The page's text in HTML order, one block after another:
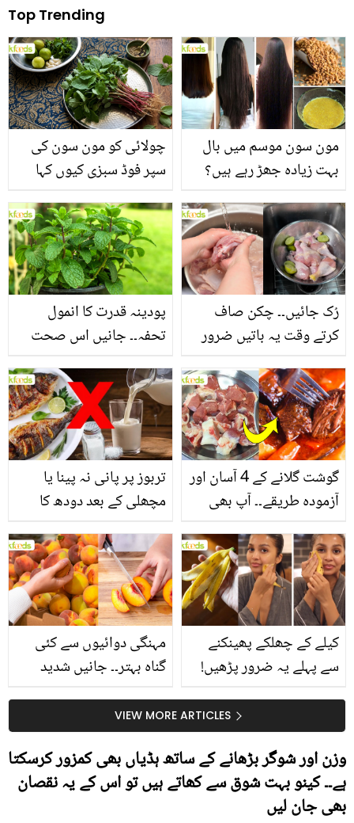
Top Trending
چولائی کو مون سون کی
سپر فوڈ سبزی کیوں کہا
منرلز اور اینٹی آکسیڈنٹس
سے بھرپور اس سبزی کے
فائدے
مون سون موسم میں بال
بہت زیادہ جھڑ رہے ہیں؟
بنانے کے چند قدرتی طریقے
پودینہ قدرت کا انمول
تحفہ۔۔ جانیں اس صحت
انگیز طبی فوائد
رُک جائیں۔۔ چکن صاف
کرتے وقت یہ باتیں ضرور
تربوز پر پانی نہ پینا یا
مچھلی کے بعد دودھ کا
سے متعلق غلط فہمیوں کی
حقیقت کیا ہے اور افواہ
کیا؟
گوشت گلانے کے 4 آسان اور
آزمودہ طریقے۔۔ آپ بھی
بتائے راز
مہنگی دوائیوں سے کئی
گناہ بہتر۔۔ جانیں شدید
کیوں کھانا چاہیے؟
کیلے کے چھلکے پھینکنے
سے پہلے یہ ضرور پڑھیں!
سستا اور قدرتی حلVIEW MORE ARTICLES
وزن اور شوگر بڑھانے کے ساتھ ہڈیاں بھی کمزور کرسکتا
ہے۔۔ کینو بہت شوق سے کھاتے ہیں تو اس کے یہ نقصان
بھی جان لیں